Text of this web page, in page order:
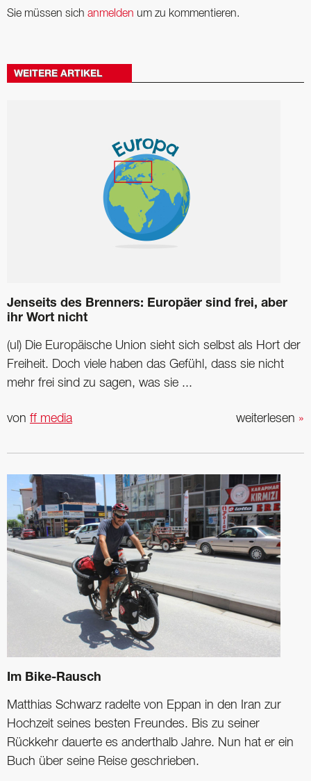
Sie müssen sich anmelden um zu kommentieren.
WEITERE ARTIKEL
Jenseits des Brenners: Europäer sind frei, aber
ihr Wort nicht
(ul) Die Europäische Union sieht sich selbst als Hort der
Freiheit. Doch viele haben das Gefühl, dass sie nicht
mehr frei sind zu sagen, was sie ...
weiterlesen »
von ff media
Im Bike-Rausch
Matthias Schwarz radelte von Eppan in den Iran zur
Hochzeit seines ­besten Freundes. Bis zu seiner
Rückkehr dauerte es anderthalb Jahre. Nun hat er ein
Buch über seine Reise geschrieben.